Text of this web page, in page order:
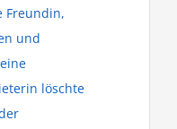
Freundin,
und
löschte